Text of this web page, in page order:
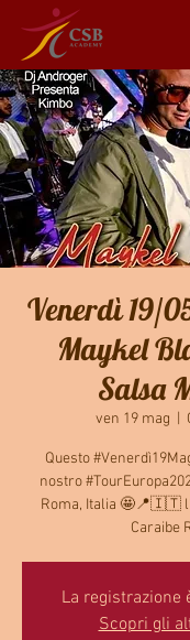
Venerdì 19/
Maykel
Salsa
ven 19 mag
Questo
nostro
Roma, Italia 🤩📍🇮🇹
Caraibe
La registrazione
Scopri gli